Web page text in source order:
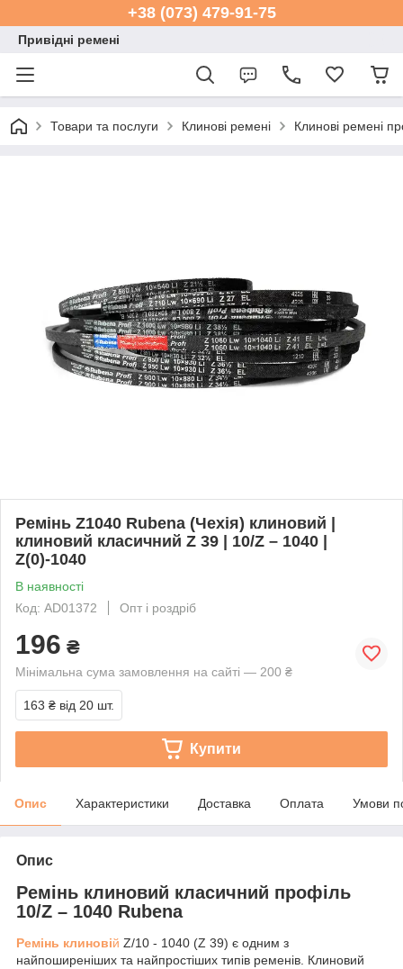
+38 (073) 479-91-75
Привідні ремені
Товари та послуги Клинові ремені Клинові ремені
Ремінь Z1040 Rubena (Чехія) клиновий |
клиновий класичний Z 39 | 10/Z – 1040 |
Z(0)-1040
В наявності
Код: AD01372
Опт і роздріб
196 ₴
Мінімальна сума замовлення на сайті — 200 ₴
163 ₴ від 20 шт.
Купити
Опис Характеристики Доставка Оплата Умови
Опис
Ремінь клиновий класичний профіль
10/Z – 1040 Rubena
Ремінь клиновій Z/10 - 1040 (Z 39) є одним з
найпоширеніших та найпростіших типів ременів. Клиновий